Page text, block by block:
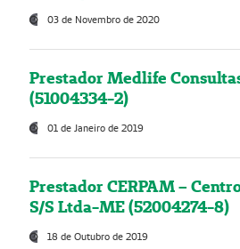
03 de Novembro de 2020
Prestador Medlife
(51004334-2)
01 de Janeiro de 2019
Prestador CERPAM –
S/S Ltda-ME (52004274-8)
18 de Outubro de 2019